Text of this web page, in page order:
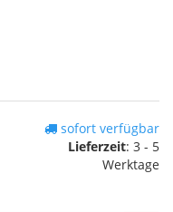
sofort verfügbar
Lieferzeit: 3 - 5
Werktage